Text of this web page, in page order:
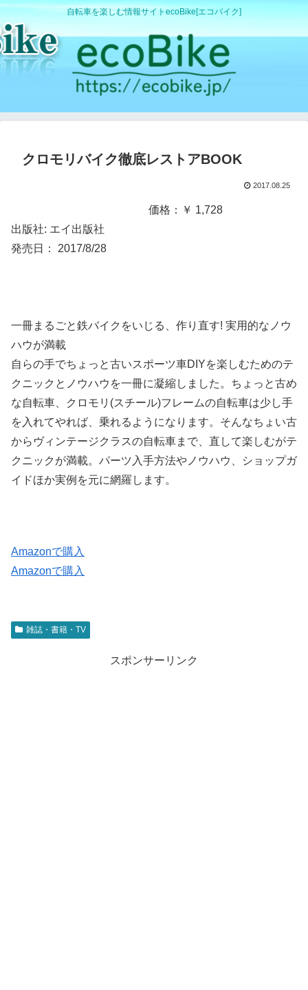
自転車を楽しむ情報サイトecoBike[エコバイク]
クロモリバイク徹底レストアBOOK
2017.08.25
価格：￥ 1,728
出版社: エイ出版社
発売日： 2017/8/28
一冊まるごと鉄バイクをいじる、作り直す! 実用的なノウ
ハウが満載
自らの手でちょっと古いスポーツ車DIYを楽しむためのテ
クニックとノウハウを一冊に凝縮しました。ちょっと古め
な自転車、クロモリ(スチール)フレームの自転車は少し手
を入れてやれば、乗れるようになります。そんなちょい古
からヴィンテージクラスの自転車まで、直して楽しむがテ
クニックが満載。パーツ入手方法やノウハウ、ショップガ
イドほか実例を元に網羅します。
Amazonで購入
Amazonで購入
雑誌・書籍・TV
スポンサーリンク